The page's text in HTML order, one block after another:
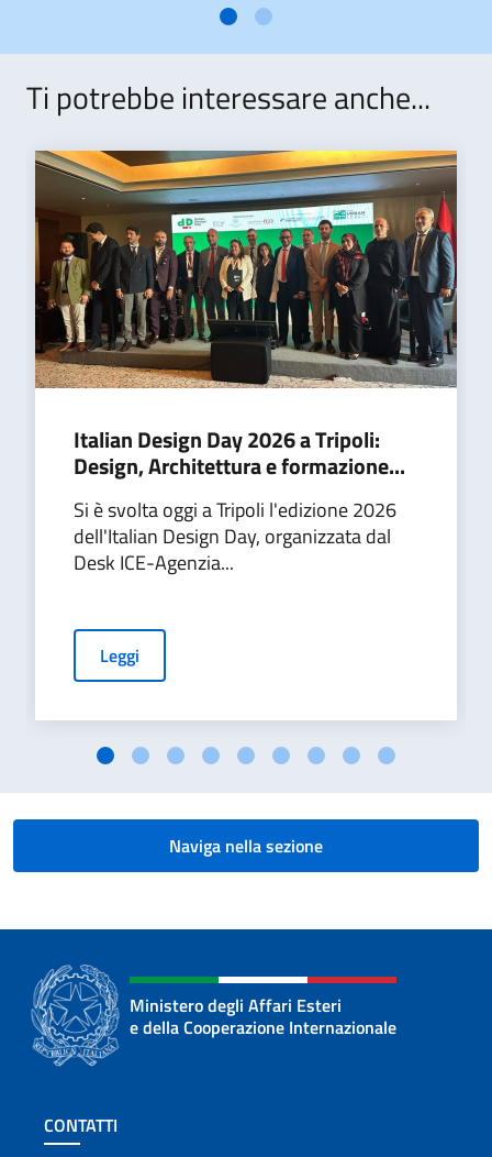
Ti potrebbe interessare anche...
Italian Design Day 2026 a Tripoli:
Design, Architettura e formazione...
Si è svolta oggi a Tripoli l'edizione 2026
dell'Italian Design Day, organizzata dal
Desk ICE-Agenzia...
Leggi
Naviga nella sezione
Ministero degli Affari Esteri
e della Cooperazione Internazionale
Sezione footer
CONTATTI